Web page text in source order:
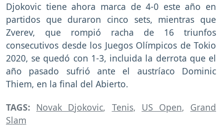
Djokovic tiene ahora marca de 4-0 este año en
partidos que duraron cinco sets, mientras que
Zverev, que rompió racha de 16 triunfos
consecutivos desde los Juegos Olímpicos de Tokio
2020, se quedó con 1-3, incluida la derrota que el
año pasado sufrió ante el austríaco Dominic
Thiem, en la final del Abierto.
TAGS: Novak Djokovic, Tenis, US Open, Grand
Slam